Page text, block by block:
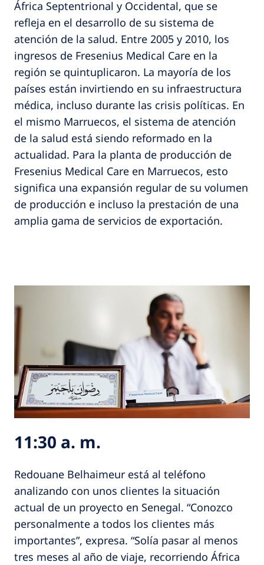
África Septentrional y Occidental, que se
refleja en el desarrollo de su sistema de
atención de la salud. Entre 2005 y 2010, los
ingresos de Fresenius Medical Care en la
región se quintuplicaron. La mayoría de los
países están invirtiendo en su infraestructura
médica, incluso durante las crisis políticas. En
el mismo Marruecos, el sistema de atención
de la salud está siendo reformado en la
actualidad. Para la planta de producción de
Fresenius Medical Care en Marruecos, esto
significa una expansión regular de su volumen
de producción e incluso la prestación de una
amplia gama de servicios de exportación.
11:30 a. m.
Redouane Belhaimeur está al teléfono
analizando con unos clientes la situación
actual de un proyecto en Senegal. “Conozco
personalmente a todos los clientes más
importantes”, expresa. “Solía pasar al menos
tres meses al año de viaje, recorriendo África